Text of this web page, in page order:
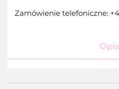
Zamówienie telefoniczne:
Opis